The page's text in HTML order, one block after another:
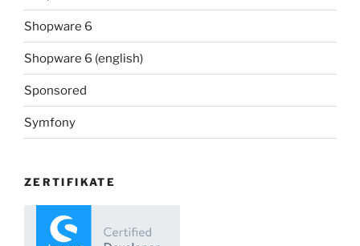
Shopware 6
Shopware 6 (english)
Sponsored
Symfony
ZERTIFIKATE